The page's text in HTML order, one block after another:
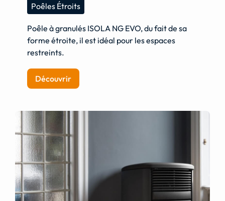
Poêles Étroits
Poêle à granulés ISOLA NG EVO, du fait de sa
forme étroite, il est idéal pour les espaces
restreints.
Découvrir